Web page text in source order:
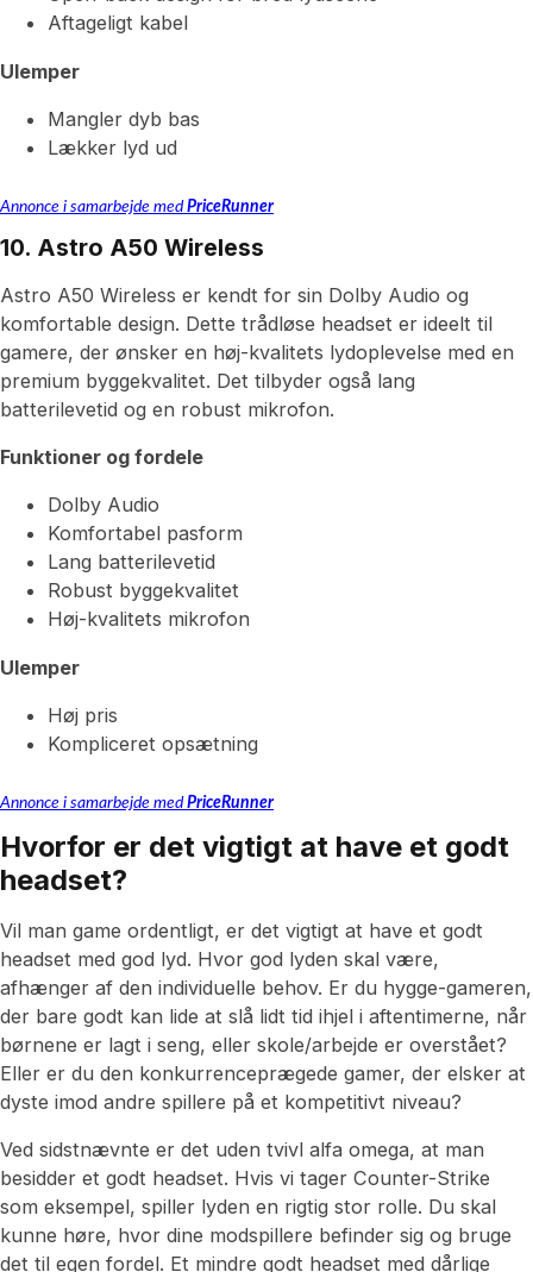
Aftageligt kabel
Ulemper
Mangler dyb bas
Lækker lyd ud
Annonce i samarbejde med PriceRunner
10. Astro A50 Wireless
Astro A50 Wireless er kendt for sin Dolby Audio og
komfortable design. Dette trådløse headset er ideelt til
gamere, der ønsker en høj-kvalitets lydoplevelse med en
premium byggekvalitet. Det tilbyder også lang
batterilevetid og en robust mikrofon.
Funktioner og fordele
Dolby Audio
Komfortabel pasform
Lang batterilevetid
Robust byggekvalitet
Høj-kvalitets mikrofon
Ulemper
Høj pris
Kompliceret opsætning
Annonce i samarbejde med PriceRunner
Hvorfor er det vigtigt at have et godt
headset?
Vil man game ordentligt, er det vigtigt at have et godt
headset med god lyd. Hvor god lyden skal være,
afhænger af den individuelle behov. Er du hygge-gameren,
der bare godt kan lide at slå lidt tid ihjel i aftentimerne, når
børnene er lagt i seng, eller skole/arbejde er overstået?
Eller er du den konkurrenceprægede gamer, der elsker at
dyste imod andre spillere på et kompetitivt niveau?
Ved sidstnævnte er det uden tvivl alfa omega, at man
besidder et godt headset. Hvis vi tager Counter-Strike
som eksempel, spiller lyden en rigtig stor rolle. Du skal
kunne høre, hvor dine modspillere befinder sig og bruge
det til egen fordel. Et mindre godt headset med dårlige